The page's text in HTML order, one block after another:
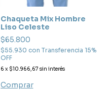
Chaqueta Mix Hombre
Liso Celeste
$65.800
$55.930 con Transferencia 15%
OFF
6 x $10.966,67 sin interés
Comprar